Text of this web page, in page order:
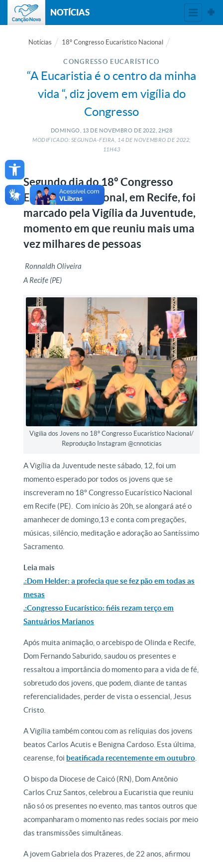
Open toolbar
NOTÍCIAS
Notícias 18º Congresso Eucarístico Nacional
CONGRESSO EUCARÍSTICO
“A Eucaristia é o centro da minha
vida “, diz jovem em vigília do
Congresso
DOMINGO, 13 DE NOVEMBRO DE 2022, 2H28
MODIFICADO: SEGUNDA-FEIRA, 14 DENOVEMBRO DE 2022,
11H43
Segundo dia do 18º Congresso
Eucarístico Nacional, em Recife, foi
marcado pela Vigília da Juventude,
momento em que reuniu mais uma
vez milhares de pessoas
Ronnaldh Oliveira
A Recife (PE)
Vigilia dos Jovens no 18º Congresso Eucarístico Nacional/
Reprodução Instagram @cnnoticias
A Vigília da Juventude neste sábado, 12, foi um
momento esperado por todos os jovens que se
inscreveram no 18º Congresso Eucarístico Nacional
em Recife (PE). Com início às 20h, se alongará até o
amanhecer de domingo,13 e conta com pregações,
músicas, silêncio, meditação e adoração ao Santíssimo
Sacramento.
Leia mais
.:Dom Helder: a profecia que se fez pão em todas as
mesas
.:Congresso Eucarístico: fiéis rezam terço em
Santuários Marianos
Após muita animação, o arcebispo de Olinda e Recife,
Dom Fernando Saburido, saudou os presentes e
ressaltou a importância do momento para a vida de fé,
sobretudo dos jovens, que podem, diante de tantas
referencialidades, perder de vista o essencial, Jesus
Cristo.
A Vigília também contou com as relíquias dos jovens
beatos Carlos Acutis e Benigna Cardoso. Esta última,
cearense, foi beatificada recentemente em outubro
O bispo da Diocese de Caicó (RN), Dom Antônio
Carlos Cruz Santos, celebrou a Eucaristia que reuniu
não só os presentes no evento, mas tantos outros que
acompanharam o momento nas redes sociais por meio
das transmissões simultâneas.
A jovem Gabriela dos Prazeres, de 22 anos, afirmou